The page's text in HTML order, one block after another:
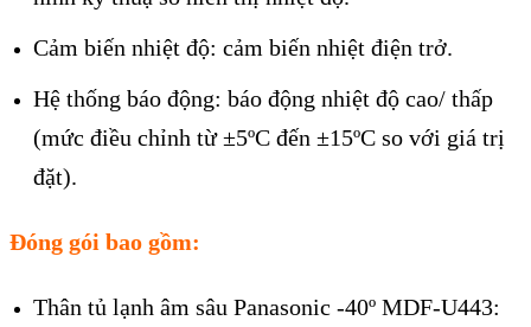
Cảm biến nhiệt độ: cảm biến nhiệt điện trở.
Hệ thống báo động: báo động nhiệt độ cao/ thấp
(mức điều chỉnh từ ±5ºC đến ±15ºC so với giá trị
đặt).
Đóng gói bao gồm:
Thân tủ lạnh âm sâu Panasonic -40º MDF-U443: